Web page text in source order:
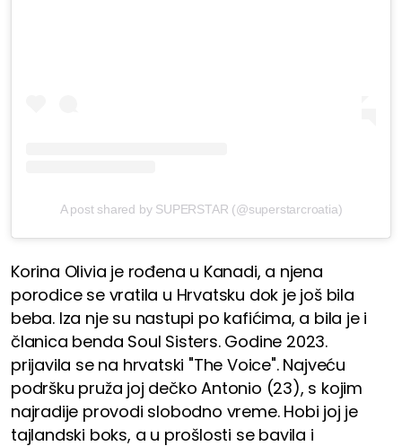
A post shared by SUPERSTAR (@superstarcroatia)
Korina Olivia je rođena u Kanadi, a njena
porodice se vratila u Hrvatsku dok je još bila
beba. Iza nje su nastupi po kafićima, a bila je i
članica benda Soul Sisters. Godine 2023.
prijavila se na hrvatski "The Voice". Najveću
podršku pruža joj dečko Antonio (23), s kojim
najradije provodi slobodno vreme. Hobi joj je
tajlandski boks, a u prošlosti se bavila i